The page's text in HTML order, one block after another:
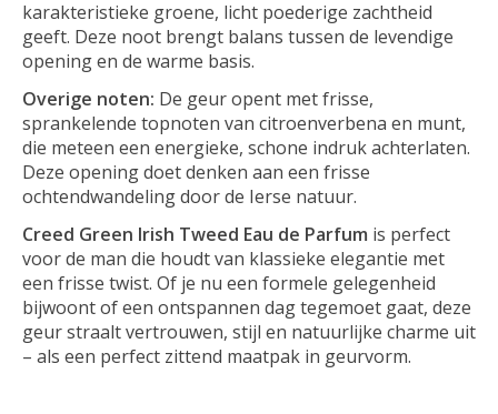
karakteristieke groene, licht poederige zachtheid
geeft. Deze noot brengt balans tussen de levendige
opening en de warme basis.
Overige noten: De geur opent met frisse,
sprankelende topnoten van citroenverbena en munt,
die meteen een energieke, schone indruk achterlaten.
Deze opening doet denken aan een frisse
ochtendwandeling door de Ierse natuur.
Creed Green Irish Tweed Eau de Parfum is perfect
voor de man die houdt van klassieke elegantie met
een frisse twist. Of je nu een formele gelegenheid
bijwoont of een ontspannen dag tegemoet gaat, deze
geur straalt vertrouwen, stijl en natuurlijke charme uit
– als een perfect zittend maatpak in geurvorm.